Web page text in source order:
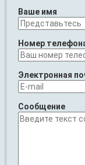
Ваше имя
Номер
Электронная
Сообщение